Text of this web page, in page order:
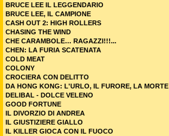
BRUCE LEE IL LEGGENDARIO
BRUCE LEE, IL CAMPIONE
CASH OUT 2: HIGH ROLLERS
CHASING THE WIND
CHE CARAMBOLE… RAGAZZI!!!...
CHEN: LA FURIA SCATENATA
COLD MEAT
COLONY
CROCIERA CON DELITTO
DA HONG KONG: L'URLO, IL FURORE, LA MORTE
DELIBAL - DOLCE VELENO
GOOD FORTUNE
IL DIVORZIO DI ANDREA
IL GIUSTIZIERE GIALLO
IL KILLER GIOCA CON IL FUOCO